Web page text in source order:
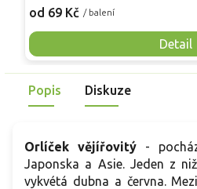
od 69 Kč / balení
Detail
pineberry s bílými plody. Rostliny
zelenými listy na šlahounech. V
se žlutým středem. Smetanově
sytě červenými nažkami dozrávají
aromatické chuti s tóny ananasu,
využití.
Popis Diskuze
Orlíček vějířovitý -
Japonska a Asie. Jeden z
vykvétá dubna a června.